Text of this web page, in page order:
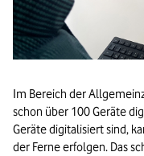
Im Bereich der
schon über 100 Geräte
Geräte digitalisiert sind,
der Ferne erfolgen. Das